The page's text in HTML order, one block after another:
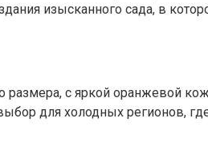
изысканного сада, в
размера, с яркой оранжевой
для холодных регионов,